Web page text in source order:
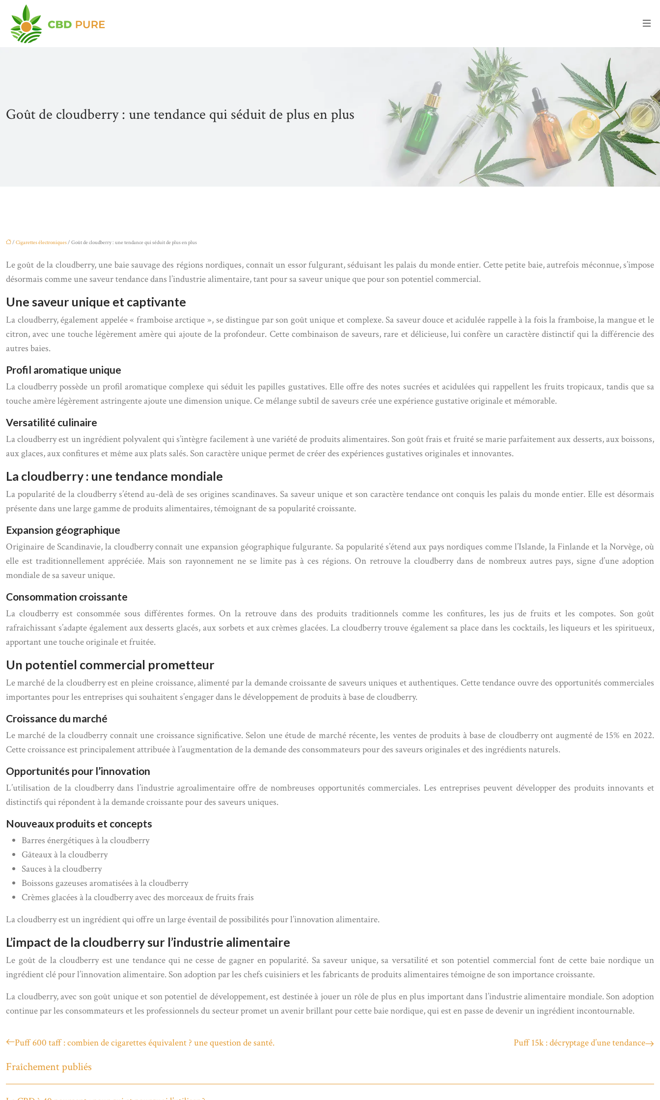
Goût de cloudberry : une tendance qui séduit de plus en plus
/ Cigarettes électroniques/ Goût de cloudberry : une tendance qui séduit de plus en plus
Le goût de la cloudberry, une baie sauvage des régions nordiques, connaît un essor fulgurant, séduisant les palais du monde entier. Cette petite baie, autrefois méconnue, s’impose
désormais comme une saveur tendance dans l’industrie alimentaire, tant pour sa saveur unique que pour son potentiel commercial.
Une saveur unique et captivante
La cloudberry, également appelée « framboise arctique », se distingue par son goût unique et complexe. Sa saveur douce et acidulée rappelle à la fois la framboise, la mangue et le
citron, avec une touche légèrement amère qui ajoute de la profondeur. Cette combinaison de saveurs, rare et délicieuse, lui confère un caractère distinctif qui la différencie des
autres baies.
Profil aromatique unique
La cloudberry possède un profil aromatique complexe qui séduit les papilles gustatives. Elle offre des notes sucrées et acidulées qui rappellent les fruits tropicaux, tandis que sa
touche amère légèrement astringente ajoute une dimension unique. Ce mélange subtil de saveurs crée une expérience gustative originale et mémorable.
Versatilité culinaire
La cloudberry est un ingrédient polyvalent qui s’intègre facilement à une variété de produits alimentaires. Son goût frais et fruité se marie parfaitement aux desserts, aux boissons,
aux glaces, aux confitures et même aux plats salés. Son caractère unique permet de créer des expériences gustatives originales et innovantes.
La cloudberry : une tendance mondiale
La popularité de la cloudberry s’étend au-delà de ses origines scandinaves. Sa saveur unique et son caractère tendance ont conquis les palais du monde entier. Elle est désormais
présente dans une large gamme de produits alimentaires, témoignant de sa popularité croissante.
Expansion géographique
Originaire de Scandinavie, la cloudberry connaît une expansion géographique fulgurante. Sa popularité s’étend aux pays nordiques comme l’Islande, la Finlande et la Norvège, où
elle est traditionnellement appréciée. Mais son rayonnement ne se limite pas à ces régions. On retrouve la cloudberry dans de nombreux autres pays, signe d’une adoption
mondiale de sa saveur unique.
Consommation croissante
La cloudberry est consommée sous différentes formes. On la retrouve dans des produits traditionnels comme les confitures, les jus de fruits et les compotes. Son goût
rafraîchissant s’adapte également aux desserts glacés, aux sorbets et aux crèmes glacées. La cloudberry trouve également sa place dans les cocktails, les liqueurs et les spiritueux,
apportant une touche originale et fruitée.
Un potentiel commercial prometteur
Le marché de la cloudberry est en pleine croissance, alimenté par la demande croissante de saveurs uniques et authentiques. Cette tendance ouvre des opportunités commerciales
importantes pour les entreprises qui souhaitent s’engager dans le développement de produits à base de cloudberry.
Croissance du marché
Le marché de la cloudberry connaît une croissance significative. Selon une étude de marché récente, les ventes de produits à base de cloudberry ont augmenté de 15% en 2022.
Cette croissance est principalement attribuée à l’augmentation de la demande des consommateurs pour des saveurs originales et des ingrédients naturels.
Opportunités pour l’innovation
L’utilisation de la cloudberry dans l’industrie agroalimentaire offre de nombreuses opportunités commerciales. Les entreprises peuvent développer des produits innovants et
distinctifs qui répondent à la demande croissante pour des saveurs uniques.
Nouveaux produits et concepts
Barres énergétiques à la cloudberry
Gâteaux à la cloudberry
Sauces à la cloudberry
Boissons gazeuses aromatisées à la cloudberry
Crèmes glacées à la cloudberry avec des morceaux de fruits frais
La cloudberry est un ingrédient qui offre un large éventail de possibilités pour l’innovation alimentaire.
L’impact de la cloudberry sur l’industrie alimentaire
Le goût de la cloudberry est une tendance qui ne cesse de gagner en popularité. Sa saveur unique, sa versatilité et son potentiel commercial font de cette baie nordique un
ingrédient clé pour l’innovation alimentaire. Son adoption par les chefs cuisiniers et les fabricants de produits alimentaires témoigne de son importance croissante.
La cloudberry, avec son goût unique et son potentiel de développement, est destinée à jouer un rôle de plus en plus important dans l’industrie alimentaire mondiale. Son adoption
continue par les consommateurs et les professionnels du secteur promet un avenir brillant pour cette baie nordique, qui est en passe de devenir un ingrédient incontournable.
Puff 600 taff : combien de cigarettes équivalent ? une question de santé. Puff 15k : décryptage d’une tendance
Fraîchement publiés